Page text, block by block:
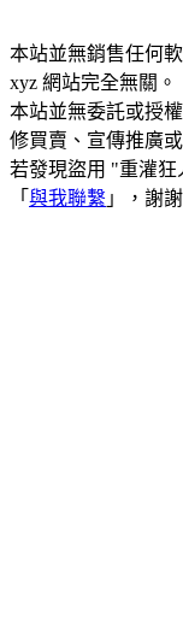
本站並無銷售任何
xyz 網站完全無關。
本站並無委託或授
修買賣、宣傳推廣
若發現盜用 "重灌
「 與我聯繫 」，謝謝